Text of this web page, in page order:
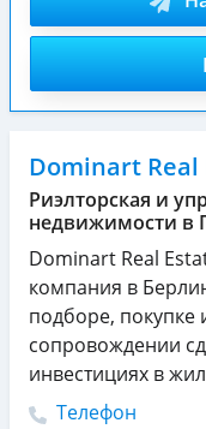
Dominart Real
Риэлторская и
недвижимости в
Dominart Real
компания в
подборе,
сопровождении
инвестициях в
Телефон